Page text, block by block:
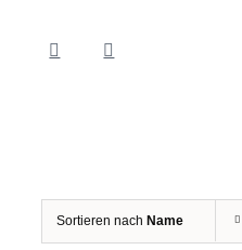
Sortieren nach Name
IN